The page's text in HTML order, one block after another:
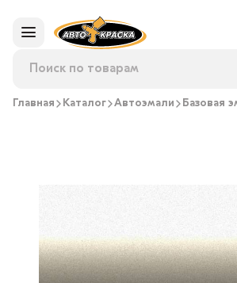
Главная Каталог Автоэмали Базовая